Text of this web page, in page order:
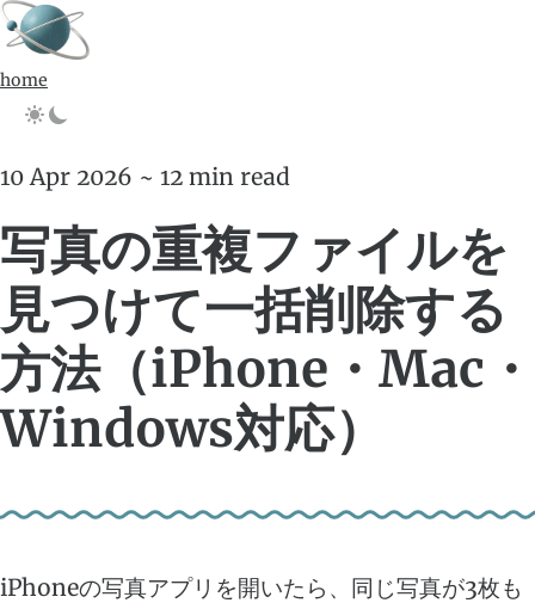
home
10 Apr 2026 ~ 12 min read
写真の重複ファイルを
見つけて一括削除する
方法（iPhone・Mac・
Windows対応）
iPhoneの写真アプリを開いたら、同じ写真が3枚も